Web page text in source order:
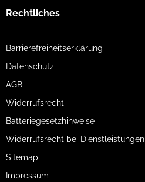
Rechtliches
Barrierefreiheitserklärung
Datenschutz
AGB
Widerrufsrecht
Batteriegesetzhinweise
Widerrufsrecht bei Dienstleistungen
Sitemap
Impressum